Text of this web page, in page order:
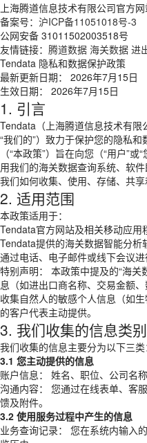
上海腾道信息技术有限公司官方
备案号： 沪ICP备11051018号-3
公网安备 31011502003518号
友情链接： 腾道数据 海关数据 进
Tendata 隐私和数据保护政策
最新更新日期： 2026年7月15日
生效日期： 2026年7月15日
1. 引言
Tendata（上海腾道信息技术有限
“我们的”）致力于保护您的隐私
（“本政策”）旨在向您（“用户”
用我们的海关数据查询系统、软
我们如何收集、使用、存储、共享
2. 适用范围
本政策适用于：
Tendata官方网站及相关移动应用
Tendata提供的海关数据智能分析
通过电话、电子邮件或线下会议进
特别声明： 本政策中提及的“海
息（如进出口商名称、交易金额
收集自然人的敏感个人信息（如
的客户代表主动提供。
3. 我们收集的信息类别
我们收集的信息主要分为以下三类
3.1 您主动提供的信息
账户信息： 姓名、职位、公司名
沟通内容： 您通过在线表单、客
馈及附件。
3.2 使用服务过程中产生的信息
业务查询记录： 您在系统内输入